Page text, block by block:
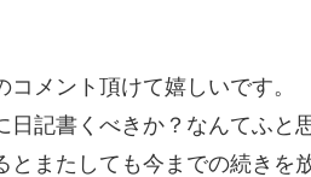
メント頂けて嬉しいです。
記書くべきか？なんてふと
またしても今までの続きを